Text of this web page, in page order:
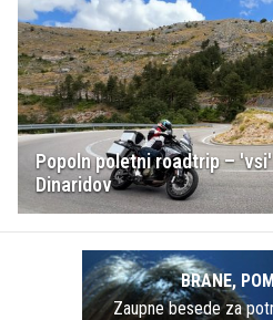
Popoln poletni roadtrip –
Dinaridov
BRANE,
Zaupne besede za